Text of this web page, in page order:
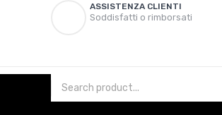
ASSISTENZA CLIENTI
Soddisfatti o rimborsati